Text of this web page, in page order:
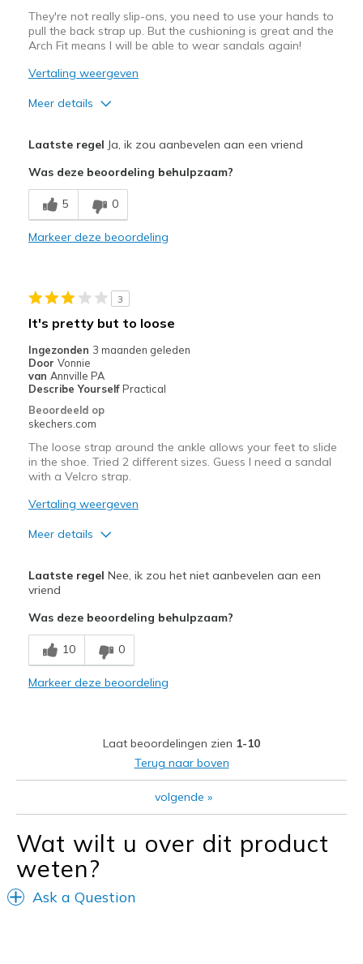
They're not really slip-ons, you need to use your hands to
pull the back strap up. But the cushioning is great and the
Arch Fit means I will be able to wear sandals again!
Vertaling weergeven
Meer details
Beste toepassingen
Casual Wear
View On Shoes
Shoes are for Wearing
Laatste regel Ja, ik zou aanbevelen aan een vriend
Was deze beoordeling behulpzaam?
5 0
Markeer deze beoordeling
3
It's pretty but to loose
Ingezonden 3 maanden geleden
Door Vonnie
van Annville PA
Describe Yourself Practical
Beoordeeld op
skechers.com
The loose strap around the ankle allows your feet to slide
in the shoe. Tried 2 different sizes. Guess I need a sandal
with a Velcro strap.
Vertaling weergeven
Meer details
Attractive Design
Breathe Well
Comfortable
Durable
Strap to loose around ankle
Going Out
Special Occasions
Laatste regel Nee, ik zou het niet aanbevelen aan een
vriend
Was deze beoordeling behulpzaam?
10 0
Markeer deze beoordeling
Laat beoordelingen zien 1-10
Terug naar boven
volgende »
Wat wilt u over dit product
weten?
Ask a Question